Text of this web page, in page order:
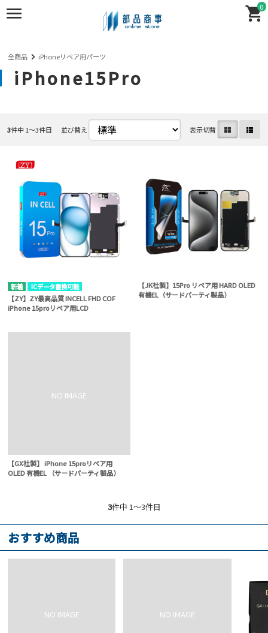
0
全商品 iPhoneリペア用パーツ
iPhone15Pro
3件中 1〜3件目 並び替え 表示切替
ICデータ書換可能
【ZY】ZY最高品質 INCELL FHD COF
iPhone 15proリペア用LCD
【JK社製】15Pro リペア用 HARD OLED
有機EL（サードパーティ製品）
【GX社製】 iPhone 15proリペア用
OLED 有機EL （サードパーティ製品）
3件中 1〜3件目
おすすめ商品